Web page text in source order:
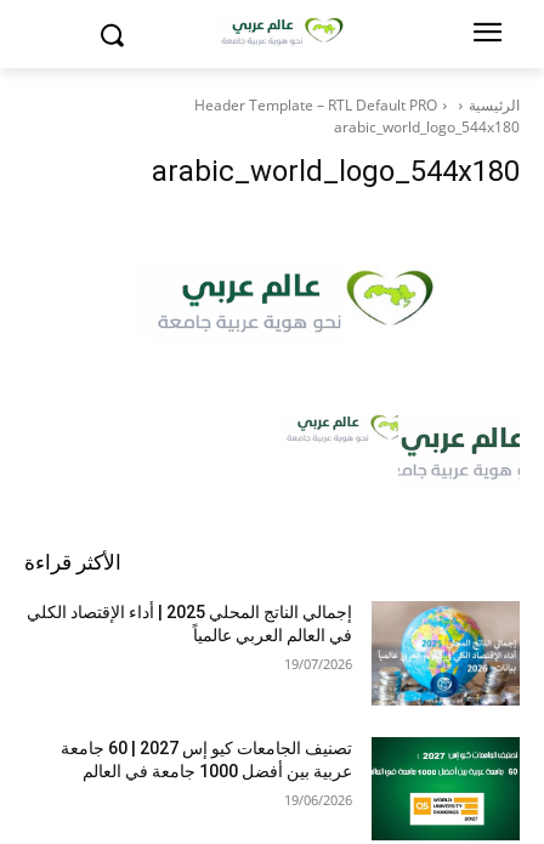
الرئيسية
Header Template – RTL Default PRO
arabic_world_logo_544x180
arabic_world_logo_544x180
الأكثر قراءة
إجمالي الناتج المحلي 2025 | أداء الإقتصاد الكلي
في العالم العربي عالمياً
19/07/2026
تصنيف الجامعات كيو إس 2027 | 60 جامعة
عربية بين أفضل 1000 جامعة في العالم
19/06/2026